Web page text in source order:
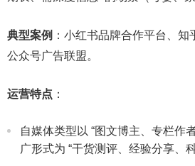
典型案例 ：小红书品牌合作平台、
公众号广告联盟。
运营特点 ：
自媒体类型以 “图文博主、专栏作
广形式为 “干货测评、经验分享、